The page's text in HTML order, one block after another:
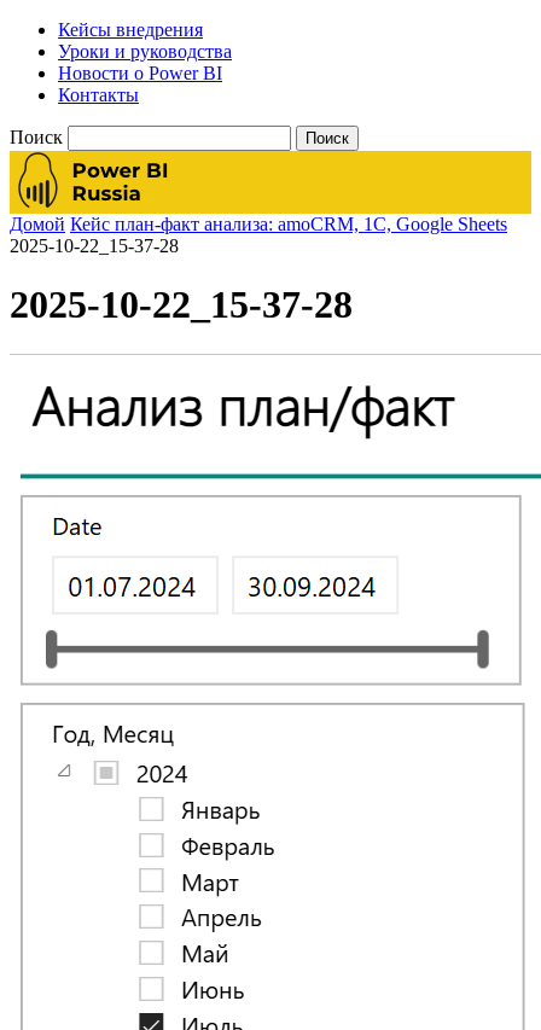
Кейсы внедрения
Уроки и руководства
Новости о Power BI
Контакты
Поиск
Домой Кейс план-факт анализа: amoCRM, 1C, Google Sheets
2025-10-22_15-37-28
2025-10-22_15-37-28